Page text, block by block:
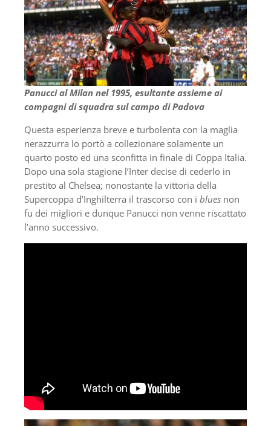
Panucci al Milan nel 1995, esultante assieme ai
compagni di squadra sul campo di Padova
Questa esperienza breve e turbolenta con la maglia
nerazzurra lo portò a collezionare solamente un
quarto posto ed una sconfitta in finale di Coppa Italia.
Dopo una sola stagione l’Inter decise di cederlo in
prestito al Chelsea; nonostante la vittoria della
Supercoppa d’Inghilterra il trascorso con i blues non
fu dei migliori e dunque Panucci non venne riscattato
l’anno successivo.